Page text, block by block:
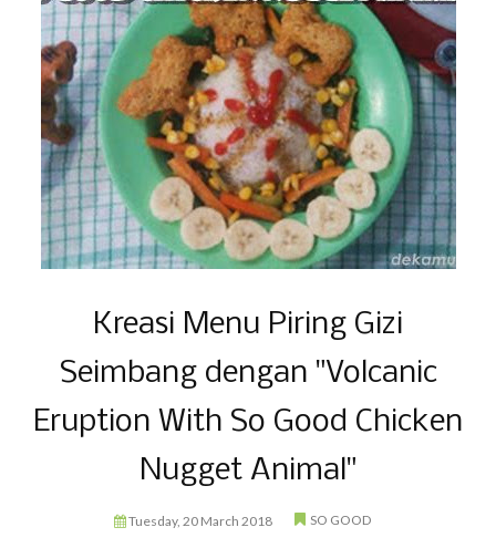
Kreasi Menu Piring Gizi
Seimbang dengan "Volcanic
Eruption With So Good Chicken
Nugget Animal"
Tuesday, 20 March 2018 SO GOOD